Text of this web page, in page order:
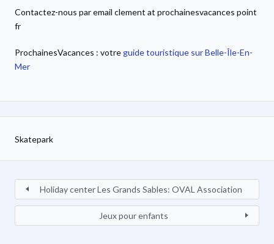
Contactez-nous par email clement at prochainesvacances point
fr
ProchainesVacances : votreguide touristique sur Belle-Île-En-
Mer
Skatepark
Holiday center Les Grands Sables: OVAL Association
Jeux pour enfants